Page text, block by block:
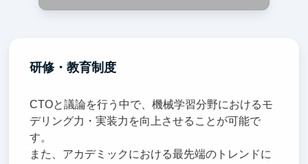
研修・教育制度
CTOと議論を行う中で、機械学習分野におけるモ
デリング力・実装力を向上させることが可能で
す。
また、アカデミックにおける最先端のトレンドに